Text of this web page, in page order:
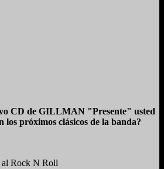
CD de GILLMAN "Presente" usted
los próximos clásicos de la banda?
Rock N Roll